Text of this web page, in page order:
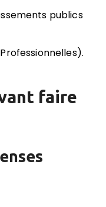
publics
faire